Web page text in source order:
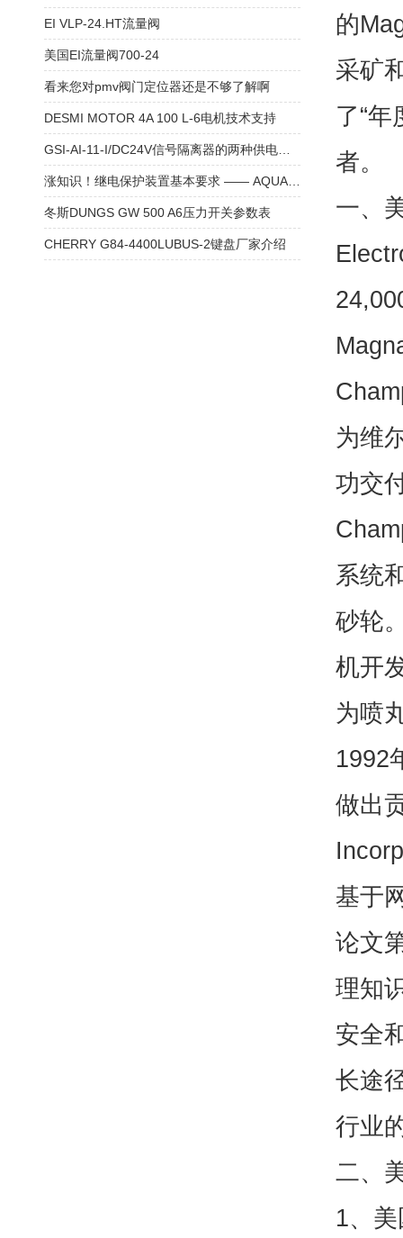
的
采矿
了“
者。
一、
为维
功交
系统
砂轮
机开
为喷
1992
做出
基于
论文
理知
安全
长途
行业
二、
1、
EI VLP-24.HT流量阀
美国EI流量阀700-24
看来您对pmv阀门定位器还是不够了解啊
DESMI MOTOR 4A 100 L-6电机技术支持
冬斯DUNGS GW 500 A6压力开关参数表
CHERRY G84-4400LUBUS-2键盘厂家介绍